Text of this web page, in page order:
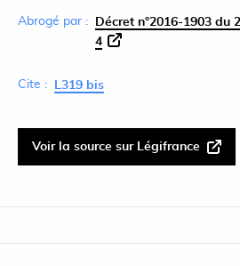
Abrogé par :
Décret n°2016-1903 du
4
Cite : L319 bis
Voir la source sur Légifrance